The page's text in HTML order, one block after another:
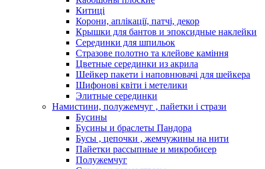
Китиці
Корони, аплікації, патчі, декор
Крышки для бантов и эпоксидные наклейки
Серединки для шпильок
Стразове полотно та клейове каміння
Цветные серединки из акрила
Шейкер пакети і наповнювачі для шейкера
Шифонові квіти і метелики
Элитные серединки
Намистини, полужемчуг , пайетки і стрази
Бусины
Бусины и браслеты Пандора
Бусы , цепочки , жемчужины на нити
Пайетки рассыпные и микробисер
Полужемчуг